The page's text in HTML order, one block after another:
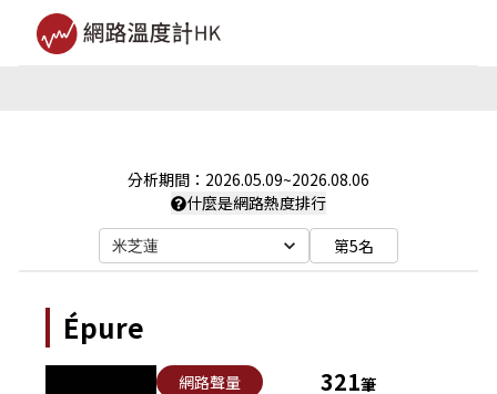
分析期間： 2026.05.09~2026.08.06
什麼是網路熱度排行
米芝蓮 第5名
Épure
網路聲量 321筆